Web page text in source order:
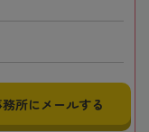
所にメールする